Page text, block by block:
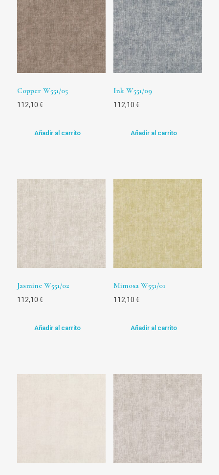
Copper W551/05
112,10 €
Añadir al carrito
Ink W551/09
112,10 €
Añadir al carrito
Jasmine W551/02
112,10 €
Añadir al carrito
Mimosa W551/01
112,10 €
Añadir al carrito